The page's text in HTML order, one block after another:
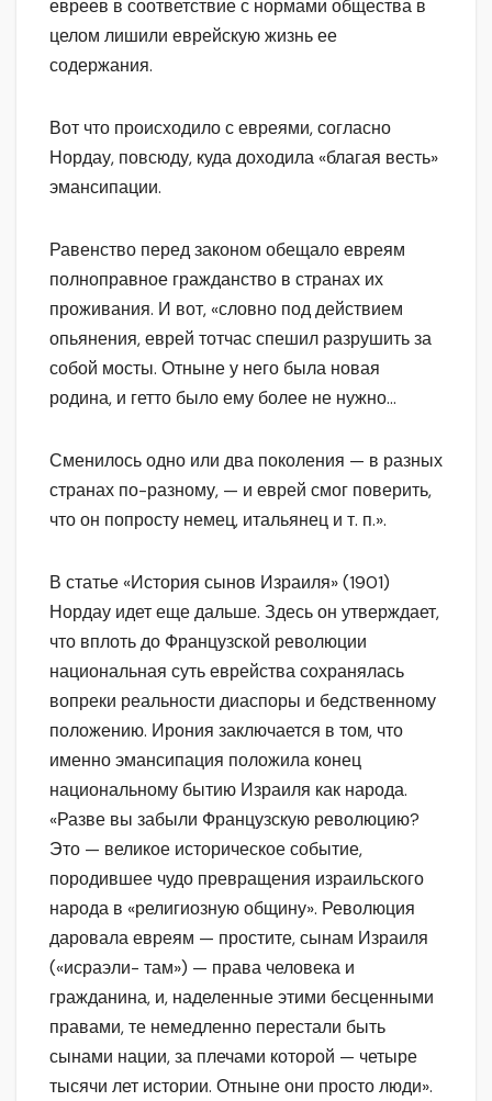
евреев в соответствие с нормами общества в
целом лишили еврейскую жизнь ее
содержания.
Вот что происходило с евреями, согласно
Нордау, повсюду, куда доходила «благая весть»
эмансипации.
Равенство перед законом обещало евреям
полноправное гражданство в странах их
проживания. И вот, «словно под действием
опьянения, еврей тотчас спешил разрушить за
собой мосты. Отныне у него была новая
родина, и гетто было ему более не нужно…
Сменилось одно или два поколения — в разных
странах по-разному, — и еврей смог поверить,
что он попросту немец, итальянец и т. п.».
В статье «История сынов Израиля» (1901)
Нордау идет еще дальше. Здесь он утверждает,
что вплоть до Французской революции
национальная суть еврейства сохранялась
вопреки реальности диаспоры и бедственному
положению. Ирония заключается в том, что
именно эмансипация положила конец
национальному бытию Израиля как народа.
«Разве вы забыли Французскую революцию?
Это — великое историческое событие,
породившее чудо превращения израильского
народа в «религиозную общину». Революция
даровала евреям — простите, сынам Израиля
(«исраэли- там») — права человека и
гражданина, и, наделенные этими бесценными
правами, те немедленно перестали быть
сынами нации, за плечами которой — четыре
тысячи лет истории. Отныне они просто люди».